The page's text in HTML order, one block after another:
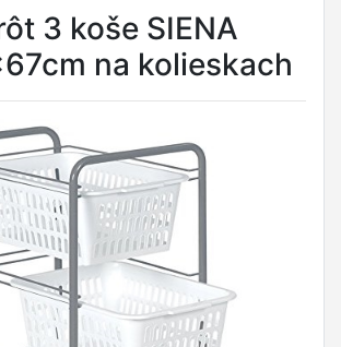
3 koše SIENA
na kolieskach